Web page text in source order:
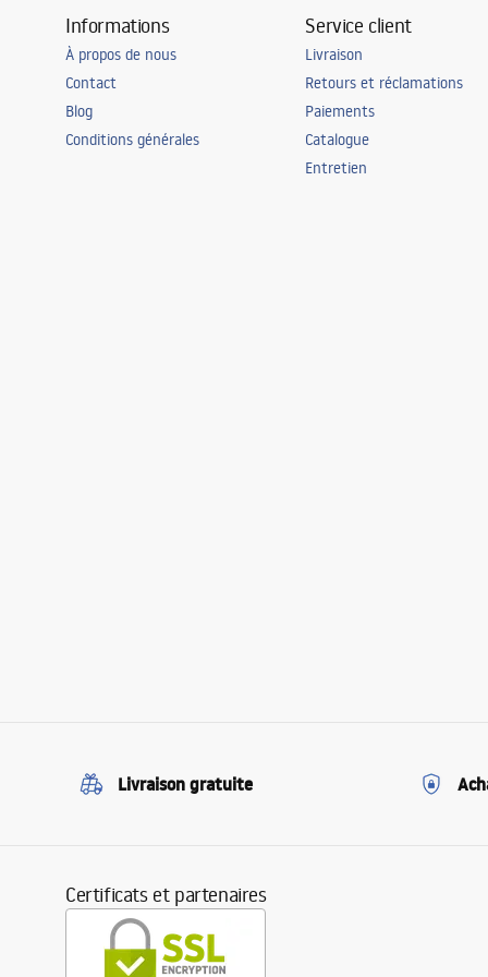
Informations
À propos de nous
Contact
Blog
Conditions générales
Service client
Livraison
Retours et réclamations
Paiements
Catalogue
Entretien
Livraison gratuite
Certificats et partenaires